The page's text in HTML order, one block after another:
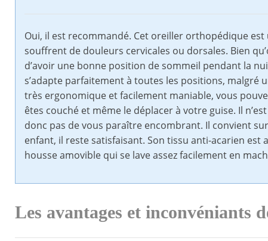
Oui, il est recommandé. Cet oreiller orthopédique
souffrent de douleurs cervicales ou dorsales. Bien
d’avoir une bonne position de sommeil pendant la
s’adapte parfaitement à toutes les positions, malgré
très ergonomique et facilement maniable, vous
êtes couché et même le déplacer à votre guise. Il
donc pas de vous paraître encombrant. Il convient
enfant, il reste satisfaisant. Son tissu anti-acarien est
housse amovible qui se lave assez facilement en
Les avantages et inconvéniants